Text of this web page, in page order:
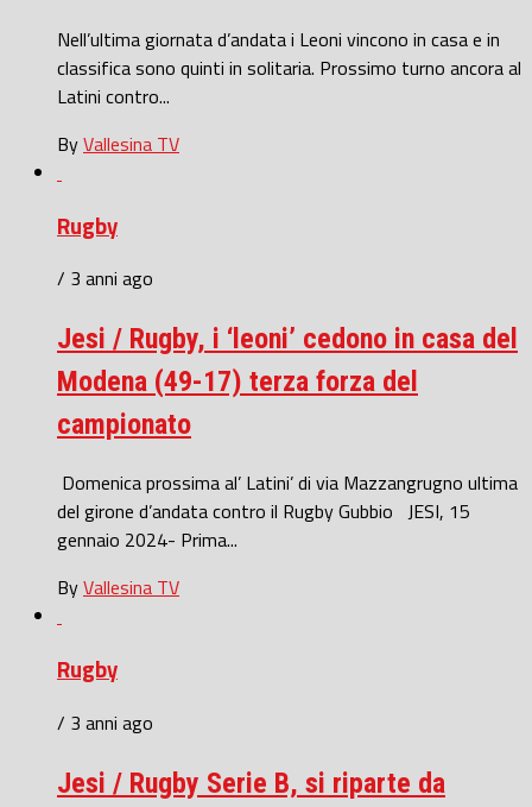
Nell’ultima giornata d’andata i Leoni vincono in casa e in
classifica sono quinti in solitaria. Prossimo turno ancora al
Latini contro...
ByVallesina TV
Rugby
/ 3 anni ago
Jesi / Rugby, i ‘leoni’ cedono in casa del
Modena (49-17) terza forza del
campionato
Domenica prossima al’ Latini’ di via Mazzangrugno ultima
del girone d’andata contro il Rugby Gubbio JESI, 15
gennaio 2024- Prima...
ByVallesina TV
Rugby
/ 3 anni ago
Jesi / Rugby Serie B, si riparte da